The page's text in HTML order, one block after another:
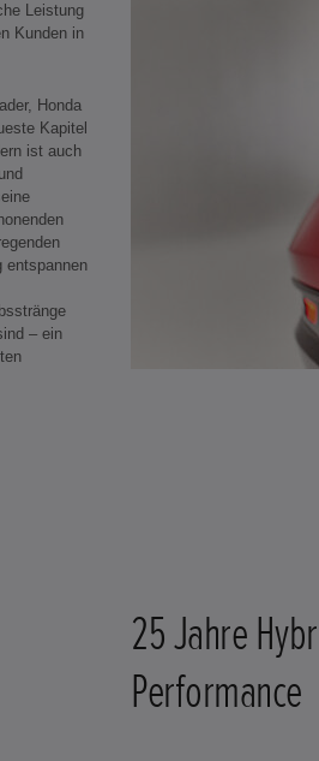
Leistung
Kunden in
Honda
Kapitel
ist auch
entspannen
– ein
25 Jahre
Performance